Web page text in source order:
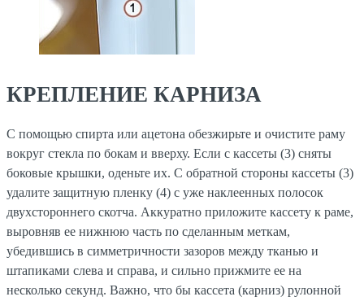
КРЕПЛЕНИЕ КАРНИЗА
С помощью спирта или ацетона обезжирьте и очистите раму
вокруг стекла по бокам и вверху. Если с кассеты (3) сняты
боковые крышки, оденьте их. С обратной стороны кассеты (3)
удалите защитную пленку (4) с уже наклеенных полосок
двухстороннего скотча. Аккуратно приложите кассету к раме,
выровняв ее нижнюю часть по сделанным меткам,
убедившись в симметричности зазоров между тканью и
штапиками слева и справа, и сильно прижмите ее на
несколько секунд. Важно, что бы кассета (карниз) рулонной